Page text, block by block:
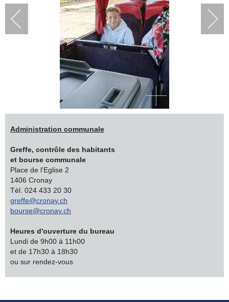
Administration communale
Greffe, contrôle des habitants
et bourse communale
Place de l'Eglise 2
1406 Cronay
Tél. 024 433 20 30
greffe@cronay.ch
bourse@cronay.ch
Heures d'ouverture du bureau
Lundi de 9h00 à 11h00
et de 17h30 à 18h30
ou sur rendez-vous